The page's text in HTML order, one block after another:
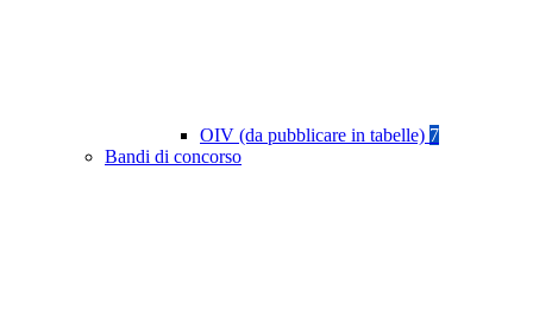
OIV (da pubblicare in tabelle) 7
Bandi di concorso